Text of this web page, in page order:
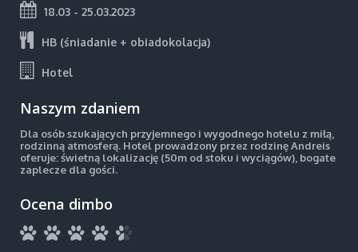
18.03 - 25.03.2023
HB (śniadanie + obiadokolacja)
Hotel
Naszym zdaniem
Dla osób szukających przyjemnego i wygodnego hotelu z miłą,
rodzinną atmosferą. Hotel prowadzony przez rodzinę Andreis
oferuje: świetną lokalizację (50m od stoku i wyciągów), bogate
zaplecze dla gości.
Ocena dimbo